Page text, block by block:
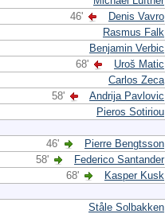
46'
Denis Vavro
Rasmus Falk
Benjamin Verbic
68'
Uroš Matic
Carlos Zeca
58'
Andrija Pavlovic
Pieros Sotiriou
46' Pierre Bengtsson
58'
Federico Santander
68'
Kasper Kusk
Ståle Solbakken